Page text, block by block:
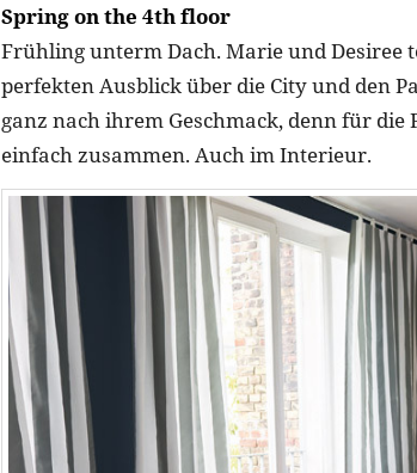
Spring on the 4th floor
Frühling unterm Dach. Marie und Desiree
perfekten Ausblick über die City und den
ganz nach ihrem Geschmack, denn für
einfach zusammen. Auch im Interieur.